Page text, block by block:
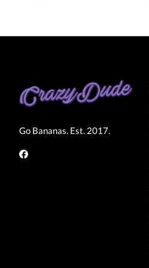
Go Bananas. Est. 2017.